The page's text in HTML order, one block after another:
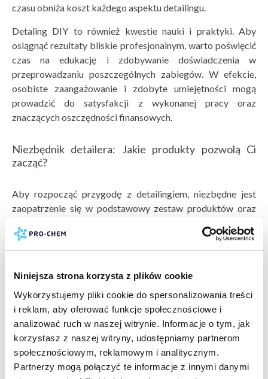
Niniejsza strona korzysta z plików cookie
Wykorzystujemy pliki cookie do spersonalizowania treści
i reklam, aby oferować funkcje społecznościowe i
analizować ruch w naszej witrynie. Informacje o tym, jak
korzystasz z naszej witryny, udostępniamy partnerom
społecznościowym, reklamowym i analitycznym.
Partnerzy mogą połączyć te informacje z innymi danymi
czasu obniża koszt każdego aspektu detailingu.
Detaling DIY to również kwestie nauki i praktyki. Aby
osiągnąć rezultaty bliskie profesjonalnym, warto poświęcić
czas na edukację i zdobywanie doświadczenia w
przeprowadzaniu poszczególnych zabiegów. W efekcie,
osobiste zaangażowanie i zdobyte umiejętności mogą
prowadzić do satysfakcji z wykonanej pracy oraz
znaczących oszczędności finansowych.
Niezbędnik detailera: Jakie produkty pozwolą Ci
zacząć?
Aby rozpocząć przygodę z detailingiem, niezbędne jest
zaopatrzenie się w podstawowy zestaw produktów oraz
wykonywanie zabiegów pielęgnacyjnych na samochodzie.
Odpowiednio dobranekosmetyki do samochodui
nawet podczas samodzielnej pracy.
Pierwszym krokiem jest zakup odpowiednich środków
czyszczących, takich jak
piana aktywna z efektem
nabłyszczania MOONLIGHT do mycia karoserii oraz
deironizer do felg BLOODY MARY, które skutecznie
usuwają zabrudzenia oraz zanieczyszczenia metaliczne.
Produkty te zapewniają solidną podstawę do dalszych